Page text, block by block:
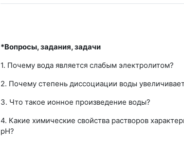
*Вопросы, задания, задачи
1. Почему вода является слабым электролитом?
2. Почему степень диссоциации воды
3. Что такое ионное произведение воды?
4. Какие химические свойства растворов
рН?